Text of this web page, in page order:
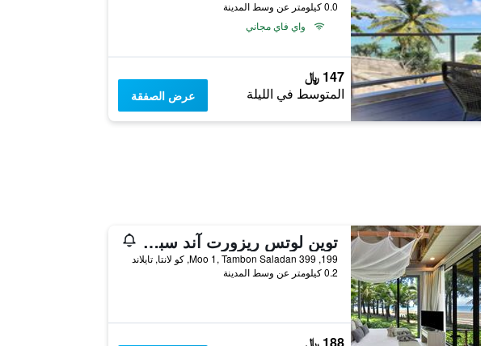
0.0 كيلومتر عن وسط المدينة
واي فاي مجاني
147 ﷼
المتوسط في الليلة عرض الصفقة
توين لوتس ريزورت آند سبا (لبالت ٔونلي / نوفمبر تو أبريل)
199, 399 Moo 1, Tambon Saladan, كو لانتا, تايلاند
0.2 كيلومتر عن وسط المدينة
188 ﷼